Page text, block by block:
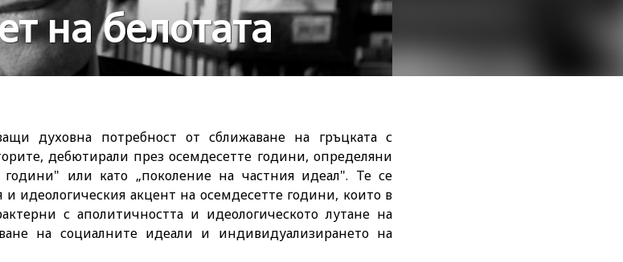
на белотата
духовна потребност от сближаване на гръцката с
дебютирали през осемдесетте години, определяни
години" или като „поколение на частния идеал". Те се
идеологическия акцент на осемдесетте години, които в
с аполитичността и идеологическото лутане на
на социалните идеали и индивидуализирането на